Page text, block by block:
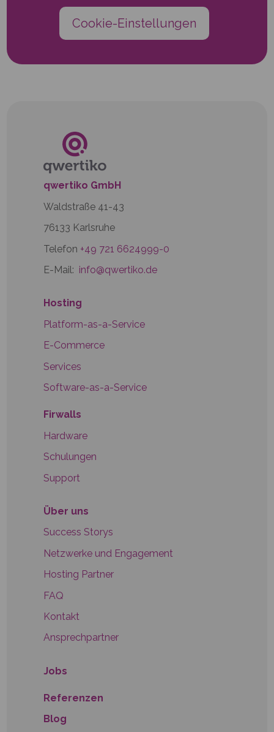
Cookie-Einstellungen
qwertiko GmbH
Waldstraße 41-43
76133 Karlsruhe
Telefon +49 721 6624999-0
E-Mail: info@qwertiko.de
Hosting
Platform-as-a-Service
E-Commerce
Services
Software-as-a-Service
Firwalls
Hardware
Schulungen
Support
Über uns
Success Storys
Netzwerke und Engagement
Hosting Partner
FAQ
Kontakt
Ansprechpartner
Jobs
Referenzen
Blog